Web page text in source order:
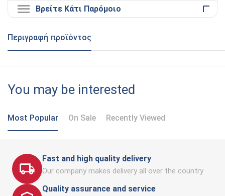
Βρείτε Κάτι Παρόμοιο
Περιγραφή προϊόντος
You may be interested
Most Popular On Sale Recently Viewed
Fast and high quality delivery
Our company makes delivery all over the country
Quality assurance and service